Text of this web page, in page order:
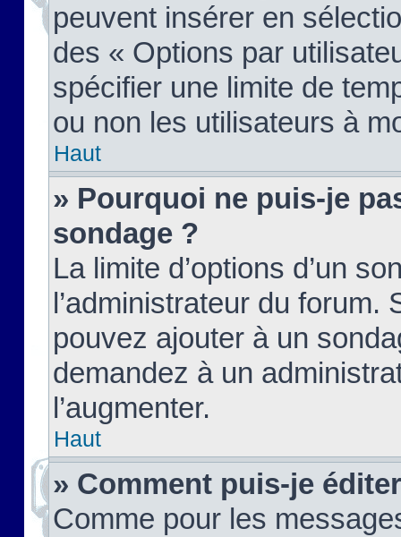
peuvent insérer en
des « Options par
spécifier une limite de
ou non les utilisateurs à
Haut
» Pourquoi ne puis-je
sondage ?
La limite d’options d’un
l’administrateur du forum.
pouvez ajouter à un
demandez à un
l’augmenter.
Haut
» Comment puis-je
Comme pour les